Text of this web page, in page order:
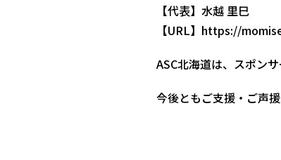
【代表】水越 里巳
【URL】 https://
ASC北海道は、スポン
今後ともご支援・ご声